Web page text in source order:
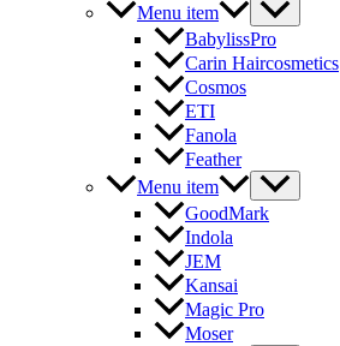
Menu item
BabylissPro
Carin Haircosmetics
Cosmos
ETI
Fanola
Feather
Menu item
GoodMark
Indola
JEM
Kansai
Magic Pro
Moser